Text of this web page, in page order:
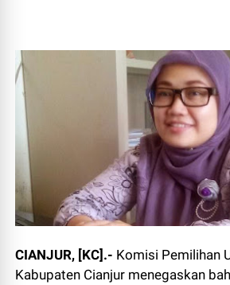
CIANJUR, [KC].- Komisi Pemilihan
Kabupaten Cianjur menegaskan